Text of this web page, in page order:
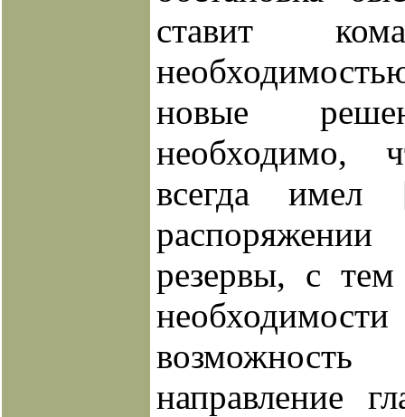
ставит
новые
необходимо,
всегда имел
резервы, с
направление